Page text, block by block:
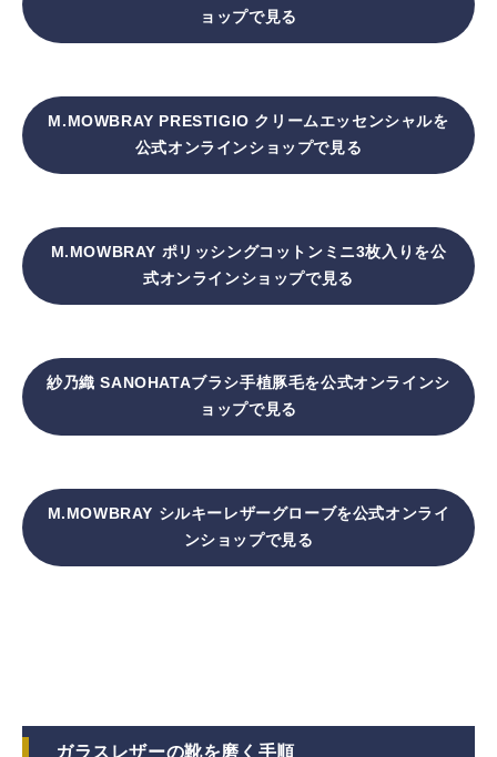
ョップで見る
M.MOWBRAY PRESTIGIO クリームエッセンシャルを
公式オンラインショップで見る
M.MOWBRAY ポリッシングコットンミニ3枚入りを公
式オンラインショップで見る
紗乃織 SANOHATAブラシ手植豚毛を公式オンラインシ
ョップで見る
M.MOWBRAY シルキーレザーグローブを公式オンライ
ンショップで見る
ガラスレザーの靴を磨く手順